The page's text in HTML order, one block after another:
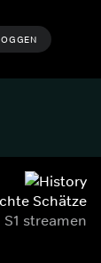
Schätze
S1 streamen